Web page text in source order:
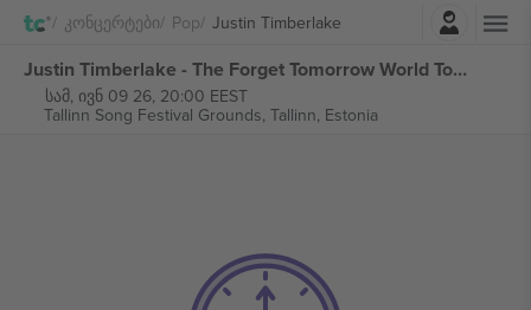
Კონცერტები Pop Justin Timberlake
შესვლა
Justin Timberlake - The Forget Tomorrow World Tour ბილეთი
სამ, ივნ 09 26, 20:00 EEST
Tallinn Song Festival Grounds, Tallinn, Estonia